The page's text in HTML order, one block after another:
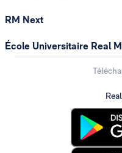
RM Next
École Universitaire Real